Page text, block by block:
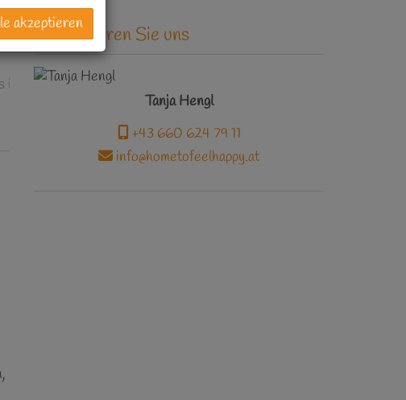
Kontaktieren Sie uns
Tanja Hengl
+43 660 624 79 11
info@hometofeelhappy.at
akzeptieren